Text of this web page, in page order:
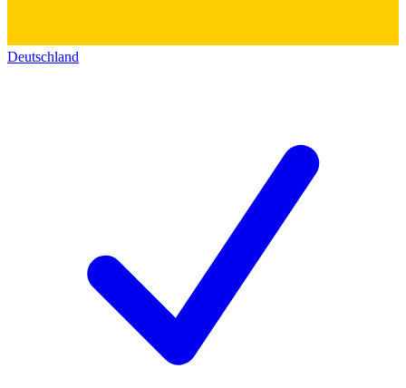
Deutschland